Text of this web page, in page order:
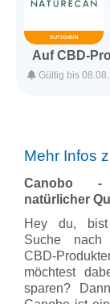
Erfasst am
GUTSCHEIN
Auf CBD-
Mit diesem
Ohne
Erfasst am
Gültig bis
Mehr Infos
Canobo
natürlicher
Hey du,
Suche nach
CBD-
möchtest
sparen?